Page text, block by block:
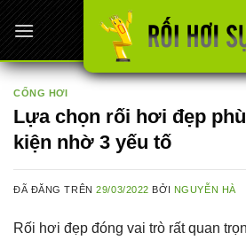
Chuyển
đến
nội
dung
CỔNG HƠI
Lựa chọn rối hơi đẹp
kiện nhờ 3 yếu tố
ĐÃ ĐĂNG TRÊN29/03/2022 BỞI NGUYỄN HÀ
Rối hơi đẹp đóng vai trò rất quan